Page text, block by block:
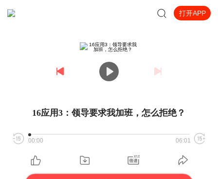
打开APP
16应用3：领导要求我加班，怎么拒绝？
00:00 06:01